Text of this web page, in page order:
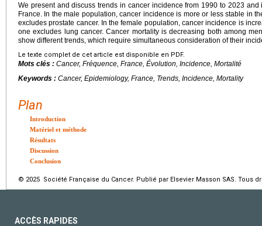
We present and discuss trends in cancer incidence from 1990 to 2023
France. In the male population, cancer incidence is more or less stable in
excludes prostate cancer. In the female population, cancer incidence is
one excludes lung cancer. Cancer mortality is decreasing both among
show different trends, which require simultaneous consideration of their
Le texte complet de cet article est disponible en PDF.
Mots clés : Cancer, Fréquence, France, Évolution, Incidence, Mortalité
Keywords : Cancer, Epidemiology, France, Trends, Incidence, Mortality
Plan
Introduction
Matériel et méthode
Résultats
Discussion
Conclusion
© 2025 Société Française du Cancer. Publié par Elsevier Masson SAS. Tous
ACCÈS RAPIDES